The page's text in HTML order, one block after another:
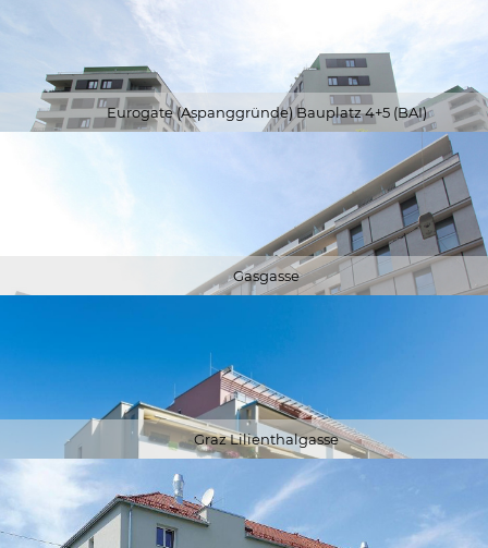
Eurogate (Aspanggründe) Bauplatz 4+5 (BAI)
Gasgasse
Graz Lilienthalgasse